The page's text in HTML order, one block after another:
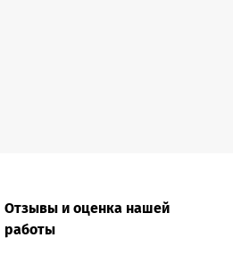
Отзывы и оценка нашей
работы